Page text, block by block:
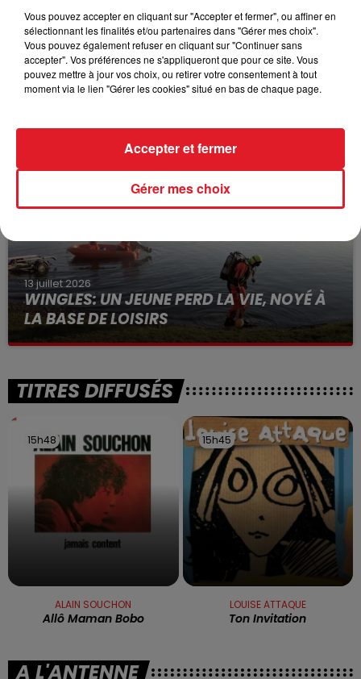
15 juillet 2026
BÉTHUNE: ENQUÊTE POUR HOMICIDE
à des prostituées
13 juillet 2026
WINGLES: UN JEUNE PERD LA VIE, NOYÉ À
LA BASE DE LOISIRS
La victime a coulé à pic
TITRES DIFFUSÉS
15h48
15h48
ALAIN SOUCHON
Allô Maman Bobo
15h45
15h45
LOUISE ATTAQUE
Ton Invitation
A L'ANTENNE
Vous pouvez accepter en cliquant sur "Accepter et fermer", ou affiner en
sélectionnant les finalités et/ou partenaires dans "Gérer mes choix".
Vous pouvez également refuser en cliquant sur "Continuer sans
accepter". Vos préférences ne s'appliqueront que pour ce site. Vous
pouvez mettre à jour vos choix, ou retirer votre consentement à tout
moment via le lien "Gérer les cookies" situé en bas de chaque page.
Gérer mes choix
Accepter et fermer